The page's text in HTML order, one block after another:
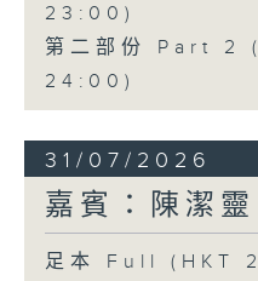
23:00)
第二部份 Part 2
24:00)
31/07/2026
嘉賓：陳潔
足本 Full (HKT